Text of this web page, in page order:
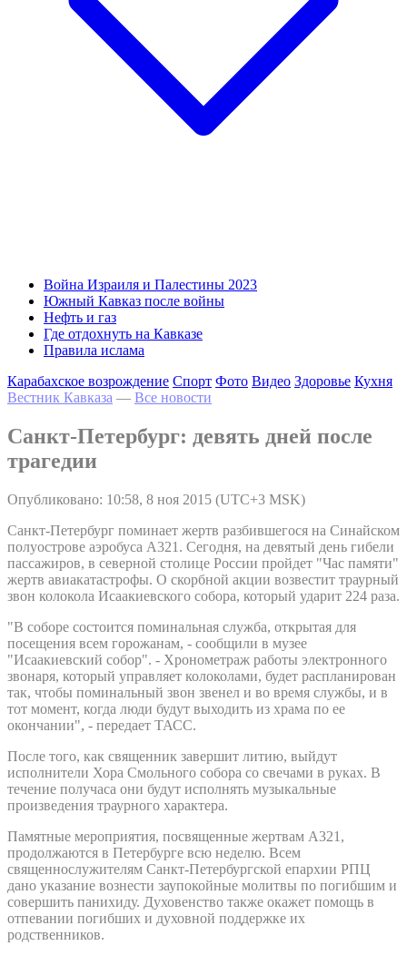
Война Израиля и Палестины 2023
Южный Кавказ после войны
Нефть и газ
Где отдохнуть на Кавказе
Правила ислама
Карабахское возрождение Спорт Фото Видео Здоровье Кухня
Вестник Кавказа — Все новости
Санкт-Петербург: девять дней после
трагедии
Опубликовано: 10:58, 8 ноя 2015 (UTC+3 MSK)
Санкт-Петербург поминает жертв разбившегося на Синайском
полуострове аэробуса А321. Сегодня, на девятый день гибели
пассажиров, в северной столице России пройдет "Час памяти"
жертв авиакатастрофы. О скорбной акции возвестит траурный
звон колокола Исаакиевского собора, который ударит 224 раза.
"В соборе состоится поминальная служба, открытая для
посещения всем горожанам, - сообщили в музее
"Исаакиевский собор". - Хронометраж работы электронного
звонаря, который управляет колоколами, будет распланирован
так, чтобы поминальный звон звенел и во время службы, и в
тот момент, когда люди будут выходить из храма по ее
окончании", - передает ТАСС.
После того, как священник завершит литию, выйдут
исполнители Хора Смольного собора со свечами в руках. В
течение получаса они будут исполнять музыкальные
произведения траурного характера.
Памятные мероприятия, посвященные жертвам А321,
продолжаются в Петербурге всю неделю. Всем
священнослужителям Санкт-Петербургской епархии РПЦ
дано указание вознести заупокойные молитвы по погибшим и
совершить панихиду. Духовенство также окажет помощь в
отпевании погибших и духовной поддержке их
родственников.